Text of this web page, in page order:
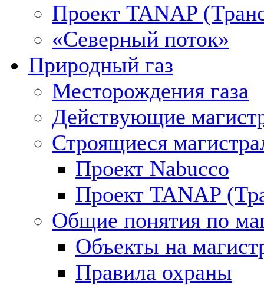
Проект TANAP
«Северный поток»
Природный газ
Месторождения газа
Действующие
Строящиеся
Проект Nabucco
Проект TANAP
Общие понятия по
Объекты на
Правила охраны